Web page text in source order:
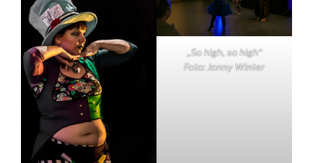
„So high, so high“
Foto: Jonny Winter